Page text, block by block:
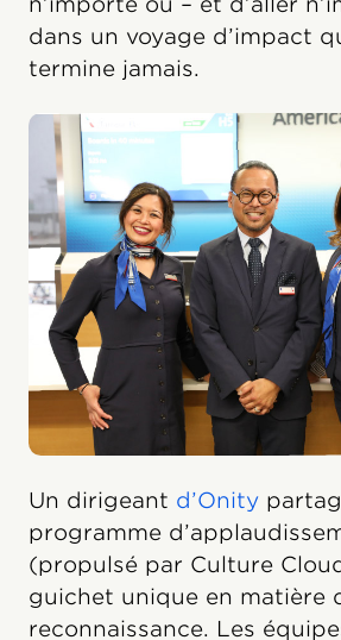
dans un voyage d’impact
termine jamais.
Un dirigeant d’Onity
programme
(propulsé par Culture
guichet unique en matière
reconnaissance. Les